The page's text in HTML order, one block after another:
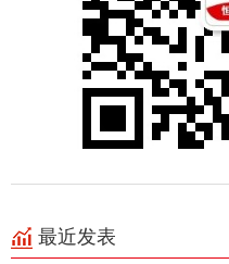
最近发表